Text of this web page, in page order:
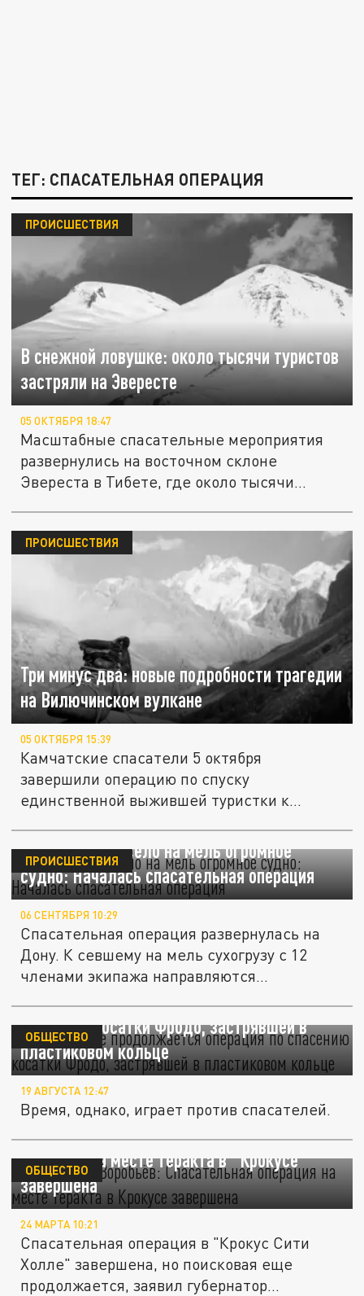
ТЕГ: СПАСАТЕЛЬНАЯ ОПЕРАЦИЯ
В снежной ловушке: около тысячи туристов
застряли на Эвересте
ПРОИСШЕСТВИЯ
05 ОКТЯБРЯ 18:47
Масштабные спасательные мероприятия
развернулись на восточном склоне
Эвереста в Тибете, где около тысячи...
Три минус два: новые подробности трагедии
на Вилючинском вулкане
ПРОИСШЕСТВИЯ
05 ОКТЯБРЯ 15:39
Камчатские спасатели 5 октября
завершили операцию по спуску
единственной выжившей туристки к
Под Ростовом село на мель огромное
судно: Началась спасательная операция
ПРОИСШЕСТВИЯ
06 СЕНТЯБРЯ 10:29
Спасательная операция развернулась на
Дону. К севшему на мель сухогрузу с 12
членами экипажа направляются...
На Камчатке продолжается операция по
спасению косатки Фродо, застрявшей в
пластиковом кольце
ОБЩЕСТВО
19 АВГУСТА 12:47
Время, однако, играет против спасателей.
Губернатор Воробьёв: Спасательная
операция на месте теракта в "Крокусе"
завершена
ОБЩЕСТВО
24 МАРТА 10:21
Спасательная операция в "Крокус Сити
Холле" завершена, но поисковая еще
продолжается, заявил губернатор...